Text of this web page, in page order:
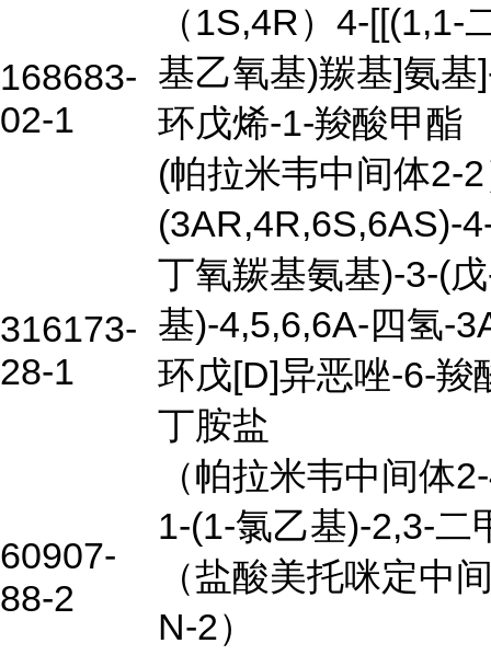
168683-
02-1
（1S,4R）4-[[(1,1-
基乙氧基)羰基]氨基
环戊烯-1-羧酸甲酯
(帕拉米韦中间体2-
316173-
28-1
(3AR,4R,6S,6AS)-
丁氧羰基氨基)-3-(
基)-4,5,6,6A-四氢-
环戊[D]异恶唑-6-羧
丁胺盐
（帕拉米韦中间体
60907-
88-2
1-(1-氯乙基)-2,3-二
（盐酸美托咪定中
N-2）